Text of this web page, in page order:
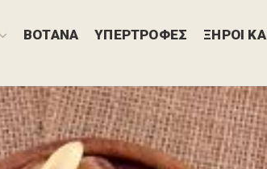
ΒΟΤΑΝΑ ΥΠΕΡΤΡΟΦΕΣ ΞΗΡΟΙ